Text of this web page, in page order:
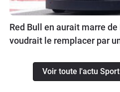
Red Bull en aurait marre
voudrait le remplacer par
Voir toute l'actu